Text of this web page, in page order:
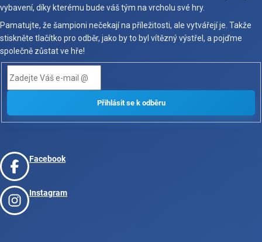
vybavení, díky kterému bude váš tým na vrcholu své hry.
Pamatujte, že šampioni nečekají na příležitosti, ale vytvářejí je. Takže
stiskněte tlačítko pro odběr, jako by to byl vítězný výstřel, a pojďme
společně zůstat ve hře!
Facebook
Instagram